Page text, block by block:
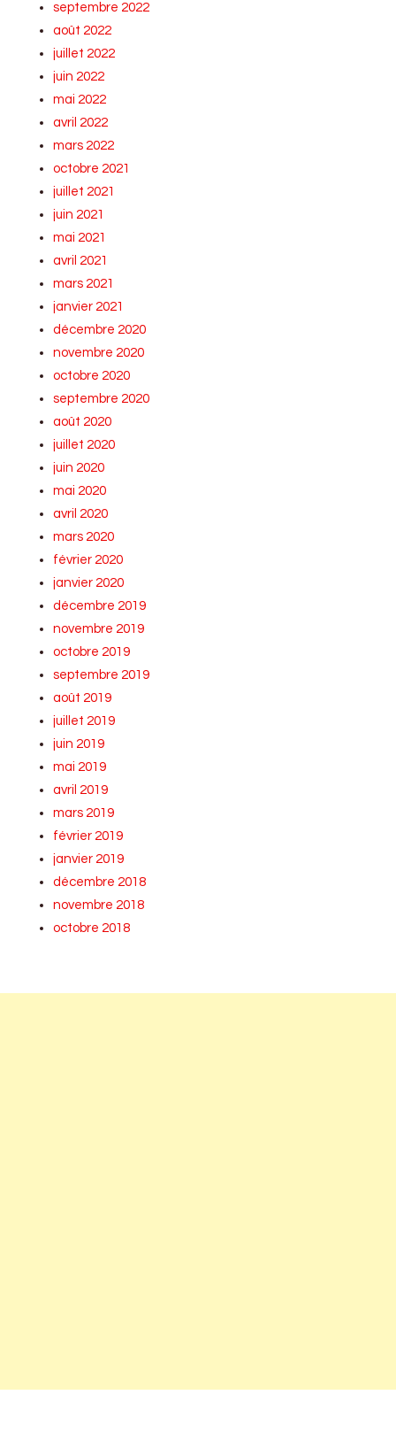
septembre 2022
août 2022
juillet 2022
juin 2022
mai 2022
avril 2022
mars 2022
octobre 2021
juillet 2021
juin 2021
mai 2021
avril 2021
mars 2021
janvier 2021
décembre 2020
novembre 2020
octobre 2020
septembre 2020
août 2020
juillet 2020
juin 2020
mai 2020
avril 2020
mars 2020
février 2020
janvier 2020
décembre 2019
novembre 2019
octobre 2019
septembre 2019
août 2019
juillet 2019
juin 2019
mai 2019
avril 2019
mars 2019
février 2019
janvier 2019
décembre 2018
novembre 2018
octobre 2018